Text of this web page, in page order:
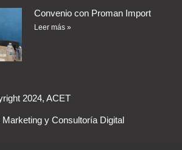
Convenio con Proman Import
Leer más »
2024, ACET
y Consultoría Digital